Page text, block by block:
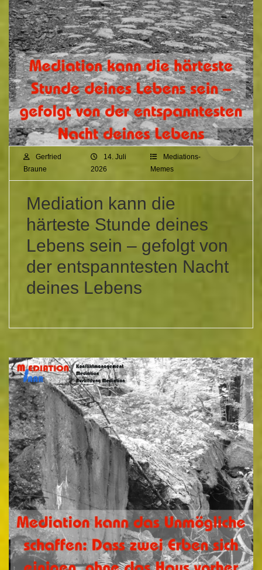
Gerfried
Braune
14. Juli
2026
Mediations-
Memes
Mediation kann die
härteste Stunde deines
Lebens sein – gefolgt von
der entspanntesten Nacht
deines Lebens